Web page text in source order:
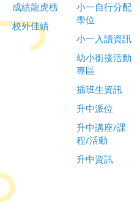
成績龍虎榜
校外佳績
小一自行分配
學位
小一入讀資訊
幼小銜接活動
專區
插班生資訊
升中派位
升中講座/課
程/活動
升中資訊